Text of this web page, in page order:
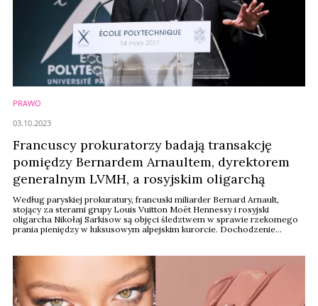
PRAWO
Francuscy prokuratorzy badają transakcję
pomiędzy Bernardem Arnaultem, dyrektorem
generalnym LVMH, a rosyjskim oligarchą
Według paryskiej prokuratury, francuski miliarder Bernard Arnault,
stojący za sterami grupy Louis Vuitton Moët Hennessy i rosyjski
oligarcha Nikołaj Sarkisow są objęci śledztwem w sprawie rzekomego
prania pieniędzy w luksusowym alpejskim kurorcie. Dochodzenie
03.10.2023